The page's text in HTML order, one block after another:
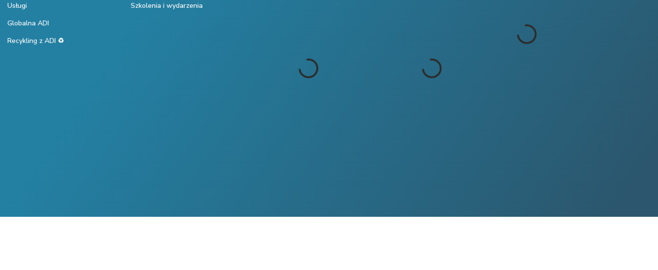
Usługi
Globalna ADI
Recykling z ADI ♻️
Szkolenia i wydarzenia